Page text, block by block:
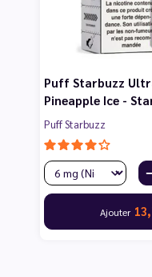
Puff Starbuzz
Pineapple Ice -
Puff Starbuzz
Ajouter